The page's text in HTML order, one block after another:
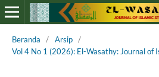
Beranda / Arsip /
Vol 4 No 1 (2026): El-Wasathy: Journal of